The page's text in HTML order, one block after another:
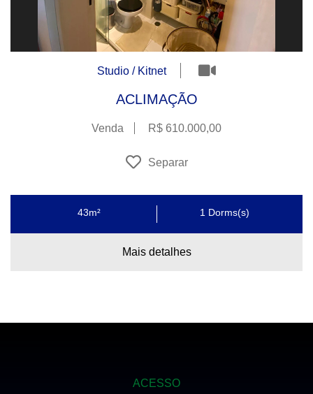
Studio / Kitnet
ACLIMAÇÃO
Venda R$ 610.000,00
Separar
43m² 1 Dorms(s)
Mais detalhes
ACESSO